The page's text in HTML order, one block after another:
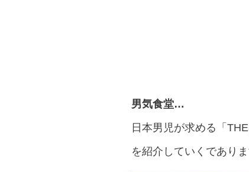
男気食堂…
日本男児が求める「
を紹介していくでありま